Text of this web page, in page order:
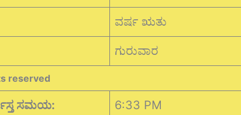
ವರ್ಷ ಋತು
ಗುರುವಾರ
reserved
ಸಮಯ: 6:33 PM